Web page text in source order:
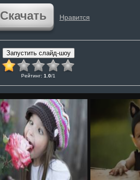
Скачать Нравится
Рейтинг: 1.0/1